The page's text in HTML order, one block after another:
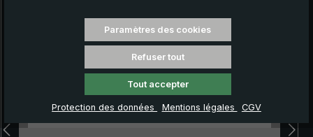
Paramètres des cookies
Refuser tout
Tout accepter
Protection des données Mentions légales CGV